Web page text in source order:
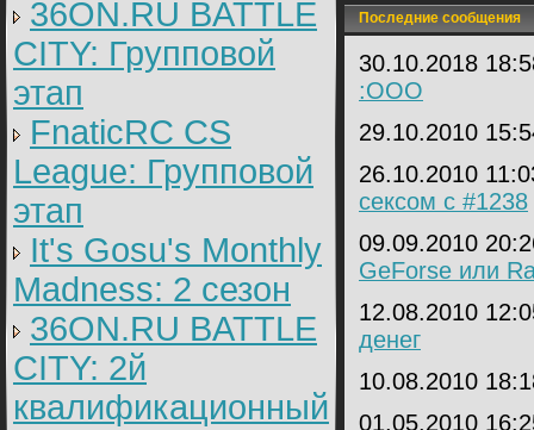
36ON.RU BATTLE
CITY: Групповой
этап
FnaticRC CS
League: Групповой
этап
It's Gosu's Monthly
Madness: 2 сезон
36ON.RU BATTLE
CITY: 2й
квалификационный
Последние сообщения
30.10.2018
:OOO
29.10.2010
26.10.2010
сексом с #1238
09.09.2010
GeForse или
12.08.2010
денег
10.08.2010
01.05.2010